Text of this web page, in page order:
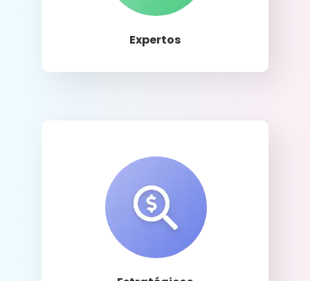
Expertos